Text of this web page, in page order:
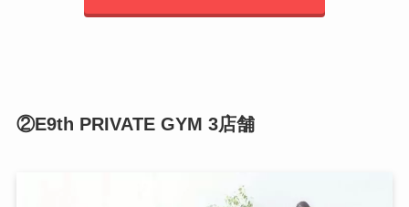
②E9th PRIVATE GYM 3店舗